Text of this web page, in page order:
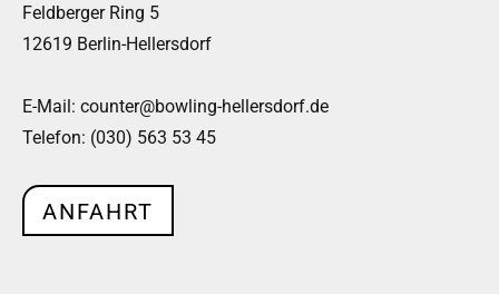
Feldberger Ring 5
12619 Berlin-Hellersdorf
E-Mail: counter@bowling-hellersdorf.de
Telefon: (030) 563 53 45
ANFAHRT